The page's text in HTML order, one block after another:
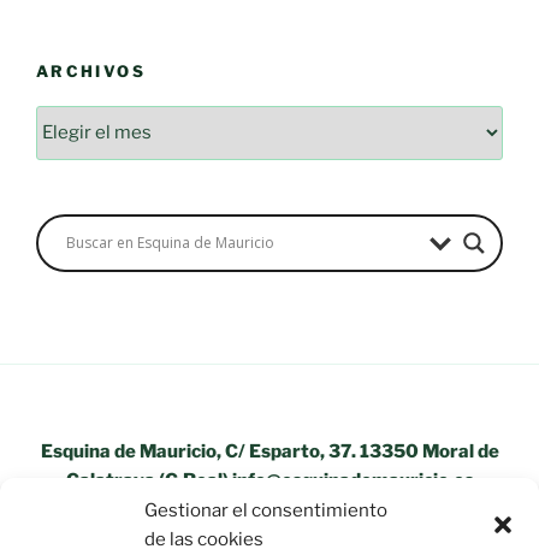
Gestionar el consentimiento
de las cookies
ARCHIVOS
Esquina de Mauricio, C/ Esparto, 37. 13350 Moral de
Calatrava (C.Real) info@esquinademauricio.es
«Aviso Legal»